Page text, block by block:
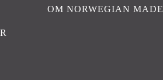
OM NORWEGIAN MADE